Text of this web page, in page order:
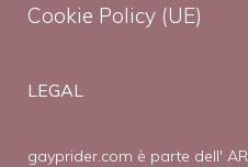
Cookie Policy (UE)
LEGAL
gayprider.com è parte dell'